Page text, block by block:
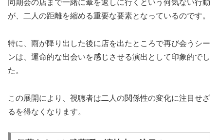
同期会の店まで一緒に傘を返しに行くという何気ない行動
が、二人の距離を縮める重要な要素となっているのです。
特に、雨が降り出した後に店を出たところで再び会うシー
ンは、運命的な出会いを感じさせる演出として印象的でし
た。
この展開により、視聴者は二人の関係性の変化に注目せざ
るを得なくなります。